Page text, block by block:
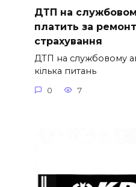
ДТП на
платить за
страхування
ДТП на службовому
кілька питань
0 7